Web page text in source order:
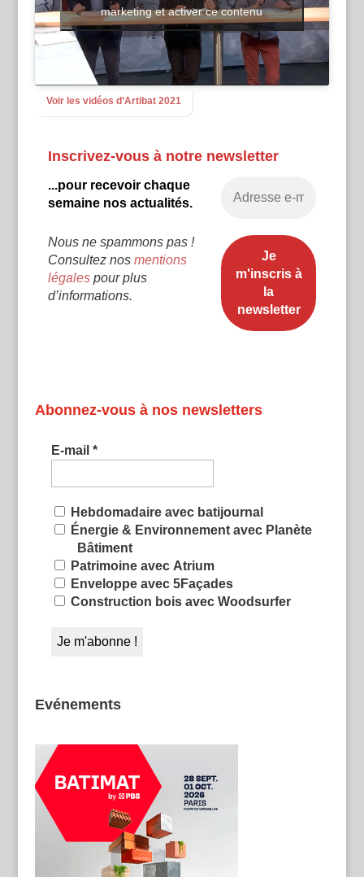
marketing et activer ce contenu
Voir les vidéos d’Artibat 2021
Inscrivez-vous à notre newsletter
...pour recevoir chaque
semaine nos actualités.
Nous ne spammons pas !
Consultez nos mentions
légalespour plus
d’informations.
Abonnez-vous à nos newsletters
E-mail *
Hebdomadaire avec batijournal
Énergie & Environnement avec Planète
Bâtiment
Patrimoine avec Atrium
Enveloppe avec 5Façades
Construction bois avec Woodsurfer
Evénements